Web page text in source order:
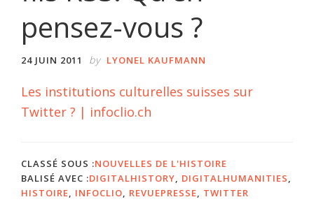
pensez-vous ?
24 JUIN 2011 by LYONEL KAUFMANN
Les institutions culturelles suisses sur
Twitter ? | infoclio.ch
CLASSÉ SOUS :NOUVELLES DE L'HISTOIRE
BALISÉ AVEC :DIGITALHISTORY DIGITALHUMANITIES
HISTOIRE
INFOCLIO REVUEPRESSE TWITTER